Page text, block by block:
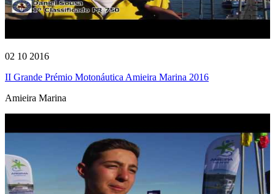
02 10 2016
II Grande Prémio Motonáutica Amieira Marina 2016
Amieira Marina